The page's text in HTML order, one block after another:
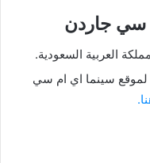
سي جاردن
العربية السعودية.
لموقع سينما اي ام سي